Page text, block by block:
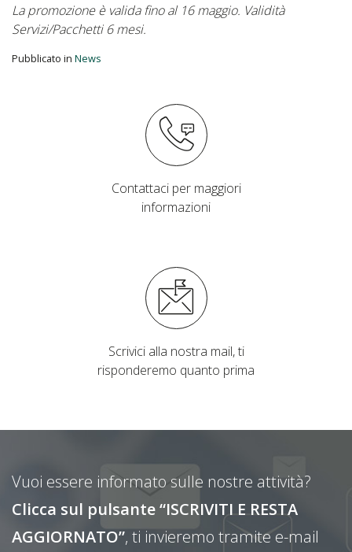
La promozione è valida fino al 16 maggio. Validità
Servizi/Pacchetti 6 mesi.
Pubblicato in News
Contattaci per maggiori
informazioni
Scrivici alla nostra mail, ti
risponderemo quanto prima
Vuoi essere informato sulle nostre attività?
Clicca sul pulsante “ISCRIVITI E RESTA
AGGIORNATO”, ti invieremo tramite e-mail